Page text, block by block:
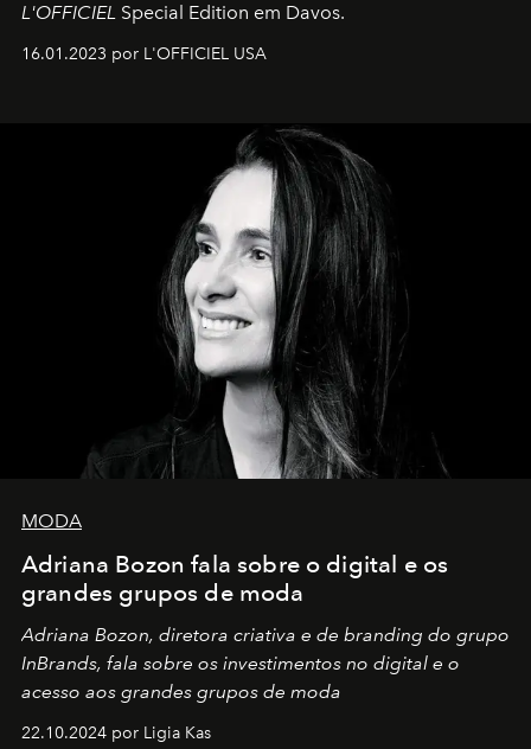
L'OFFICIEL Special Edition em Davos.
16.01.2023 por L'OFFICIEL USA
MODA
Adriana Bozon fala sobre o digital e os
grandes grupos de moda
Adriana Bozon, diretora criativa e de branding do grupo
InBrands, fala sobre os investimentos no digital e o
acesso aos grandes grupos de moda
22.10.2024 por Ligia Kas